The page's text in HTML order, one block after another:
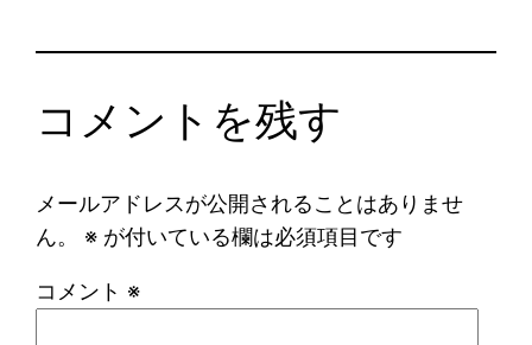
コメントを残す
メールアドレスが公開されることはありませ
ん。
※ が付いている欄は必須項目です
コメント ※